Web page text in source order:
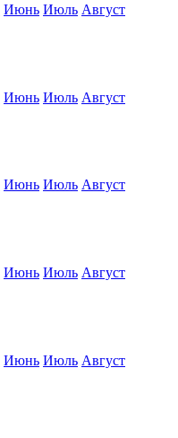
Июнь Июль Август
Июнь Июль Август
Июнь Июль Август
Июнь Июль Август
Июнь Июль Август